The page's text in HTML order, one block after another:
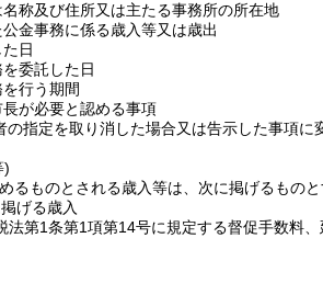
称及び住所又は主たる事務所の所在地
金事務に係る歳入等又は歳出
日
委託した日
行う期間
が必要と認める事項
指定を取り消した場合又は告示した事項に
)
るものとされる歳入等は、次に掲げるものと
げる歳入
法第1条第1項第14号に規定する督促手数料